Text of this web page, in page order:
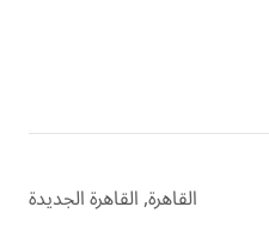
القاهرة, القاهرة الجديدة